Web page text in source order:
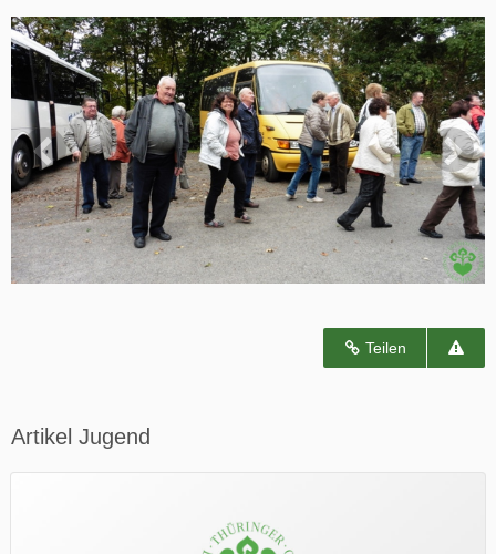
Teilen
Artikel Jugend